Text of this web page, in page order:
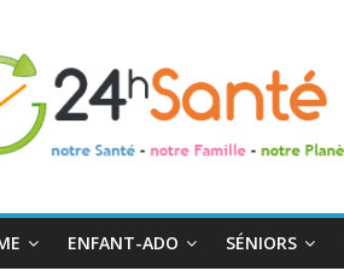
ENFANT-ADO SÉNIORS